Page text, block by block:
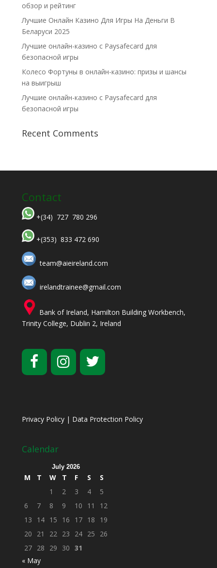
обзор и рейтинг
Лучшие Онлайн Казино Для Игры На Деньги В
Беларуси 2025
Лучшие онлайн-казино с Paysafecard для
безопасной игры
Колесо Фортуны в онлайн-казино: призы и шансы
на выигрыш
Лучшие онлайн-казино с Paysafecard для
безопасной игры
Recent Comments
Contact
+(34) 727 780 296
+(353) 833 472 690
team@aieireland.com
irelandtrainee@gmail.com
Bank of Ireland, Hamilton Building Workbench,
Trinity College, Dublin 2, Ireland
Privacy Policy| Data Protection Policy
Calendar
July 2026
M T W T F S
S
1
2 3 4
5
6
7 8 9 10 11
12
13
14 15 16 17 18
19
20
21 22 23 24 25
26
27 28 29 30 31
« May